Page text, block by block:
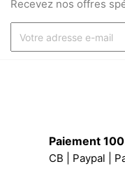
Recevez nos offres
Paiement
CB | Paypal |